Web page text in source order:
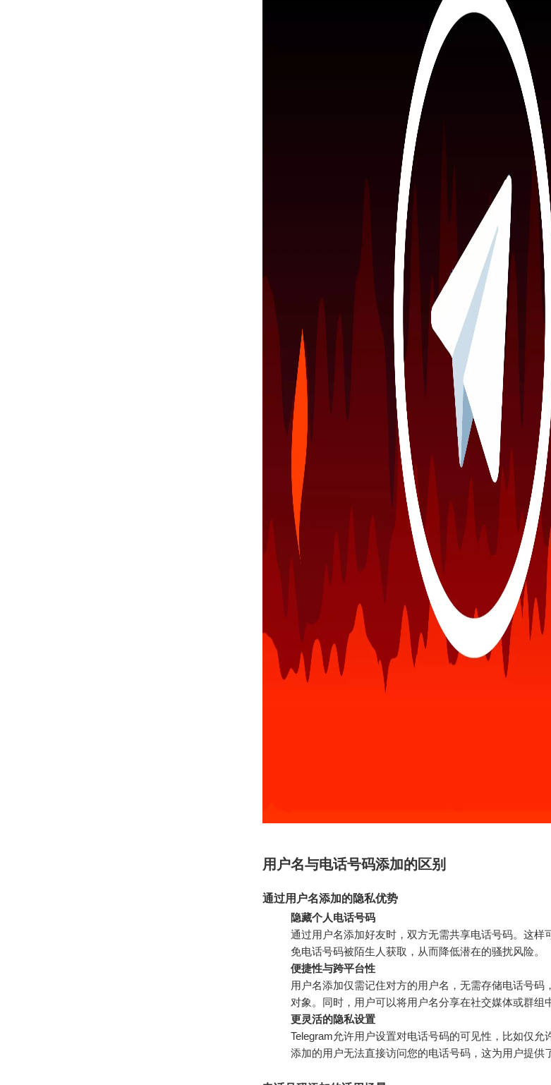
用户名与电话号码添加的区别
通过用户名添加的隐私优势
隐藏个人电话号码
通过用户名添加好友时，双方无需共享电话号码。这样
免电话号码被陌生人获取，从而降低潜在的骚扰风险。
便捷性与跨平台性
用户名添加仅需记住对方的用户名，无需存储电话号码
对象。同时，用户可以将用户名分享在社交媒体或群组
更灵活的隐私设置
Telegram允许用户设置对电话号码的可见性，比如仅允
添加的用户无法直接访问您的电话号码，这为用户提供